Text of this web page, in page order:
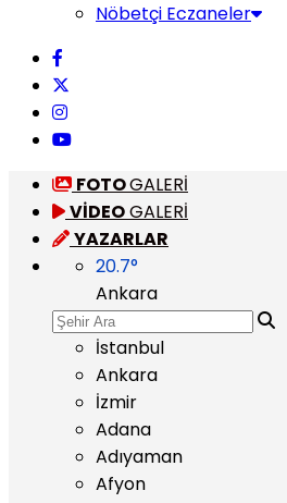
Nöbetçi Eczaneler
FOTOGALERİ
VİDEOGALERİ
YAZARLAR
20.7°
Ankara
İstanbul
Ankara
İzmir
Adana
Adıyaman
Afyon